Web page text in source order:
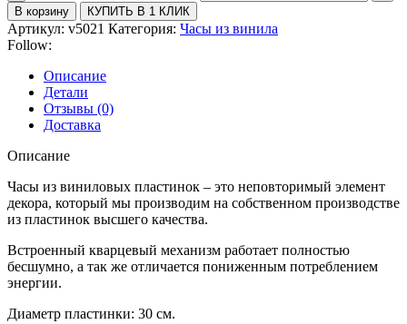
В корзину КУПИТЬ В 1 КЛИК
Артикул: v5021 Категория: Часы из винила
Follow:
Описание
Детали
Отзывы (0)
Доставка
Описание
Часы из виниловых пластинок – это неповторимый элемент
декора, который мы производим на собственном производстве
из пластинок высшего качества.
Встроенный кварцевый механизм работает полностью
бесшумно, а так же отличается пониженным потреблением
энергии.
Диаметр пластинки: 30 см.